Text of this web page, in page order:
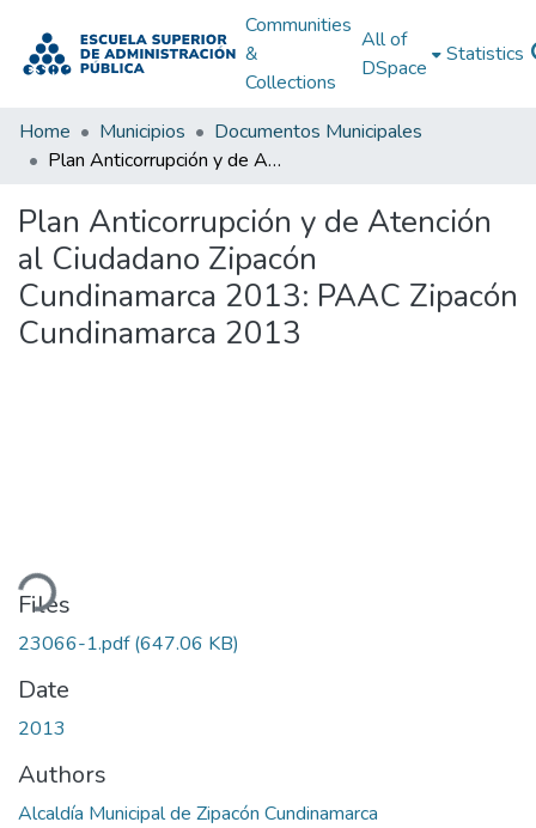
Communities
&
Collections
All of
DSpace
Statistics
Home Municipios
Documentos Municipales
Plan Anticorrupción y de Atención al Ciudadano Zipacón Cundinamarca 2013: PAAC Zipacón Cundinamarca 2013
Plan Anticorrupción y de Atención
al Ciudadano Zipacón
Cundinamarca 2013: PAAC Zipacón
Cundinamarca 2013
Files
23066-1.pdf(647.06 KB)
Date
2013
Authors
Alcaldía Municipal de Zipacón Cundinamarca